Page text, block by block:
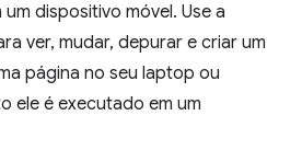
dispositivo móvel. Use a
ver, mudar, depurar e criar um
página no seu laptop ou
ele é executado em um